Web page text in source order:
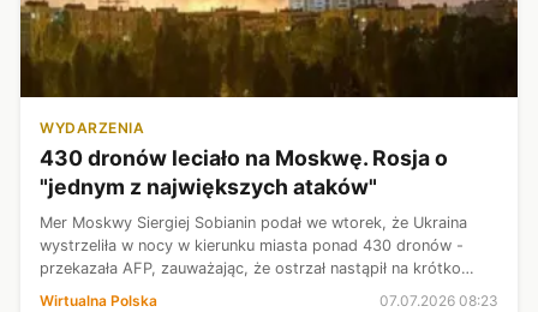
WYDARZENIA
430 dronów leciało na Moskwę. Rosja o
"jednym z największych ataków"
Mer Moskwy Siergiej Sobianin podał we wtorek, że Ukraina
wystrzeliła w nocy w kierunku miasta ponad 430 dronów -
przekazała AFP, zauważając, że ostrzał nastąpił na krótko
przed szczytem NATO. Według rosyjskich mediów to jeden z
Wirtualna Polska 07.07.2026 08:23